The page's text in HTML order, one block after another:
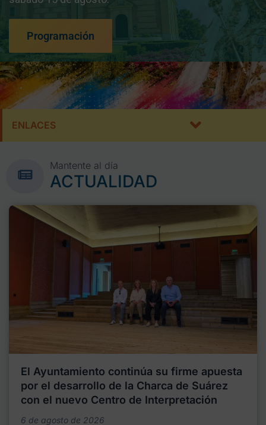
Programación
ENLACES
Mantente al día
ACTUALIDAD
El Ayuntamiento continúa su firme apuesta
por el desarrollo de la Charca de Suárez
con el nuevo Centro de Interpretación
6 de agosto de 2026